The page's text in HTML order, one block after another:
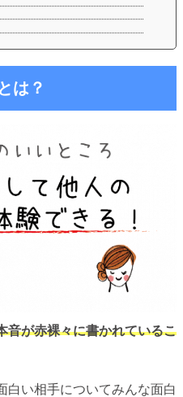
は？
音が赤裸々に書かれているこ
白い相手についてみんな面白